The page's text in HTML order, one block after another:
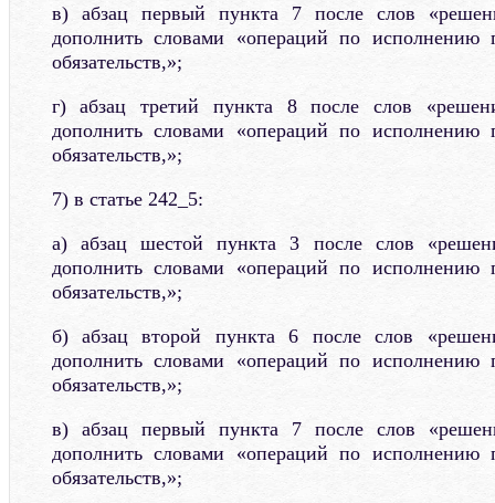
в) абзац первый пункта 7 после слов
дополнить словами «операций по исполнению
обязательств,»;
г) абзац третий пункта 8 после слов
дополнить словами «операций по исполнению
обязательств,»;
7) в статье 242_5:
а) абзац шестой пункта 3 после слов
дополнить словами «операций по исполнению
обязательств,»;
б) абзац второй пункта 6 после слов
дополнить словами «операций по исполнению
обязательств,»;
в) абзац первый пункта 7 после слов
дополнить словами «операций по исполнению
обязательств,»;